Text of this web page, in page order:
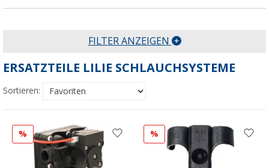
FILTER ANZEIGEN
ERSATZTEILE LILIE SCHLAUCHSYSTEME
Sortieren:
% %